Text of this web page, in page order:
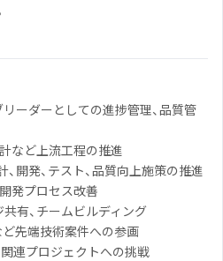
ーダーとしての進捗管理、品質管
など上流工程の推進
開発、テスト、品質向上施策の推進
発プロセス改善
有、チームビルディング
ど先端技術案件への参画
連プロジェクトへの挑戦